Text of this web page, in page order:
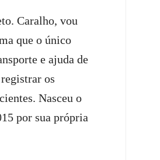
Caralho, vou
que o único
e ajuda de
os
Nasceu o
por sua própria